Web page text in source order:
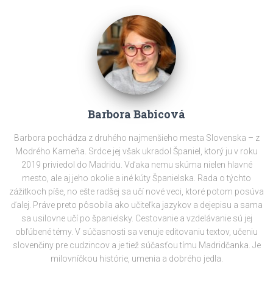
Barbora Babicová
Barbora pochádza z druhého najmenšieho mesta Slovenska – z
Modrého Kameňa. Srdce jej však ukradol Španiel, ktorý ju v roku
2019 priviedol do Madridu. Vďaka nemu skúma nielen hlavné
mesto, ale aj jeho okolie a iné kúty Španielska. Rada o týchto
zážitkoch píše, no ešte radšej sa učí nové veci, ktoré potom posúva
ďalej. Práve preto pôsobila ako učiteľka jazykov a dejepisu a sama
sa usilovne učí po španielsky. Cestovanie a vzdelávanie sú jej
obľúbené témy. V súčasnosti sa venuje editovaniu textov, učeniu
slovenčiny pre cudzincov a je tiež súčasťou tímu Madridčanka. Je
milovníčkou histórie, umenia a dobrého jedla.